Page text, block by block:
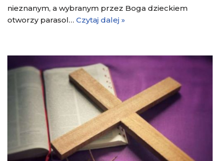
nieznanym, a wybranym przez Boga dzieckiem
otworzy parasol… Czytaj dalej »